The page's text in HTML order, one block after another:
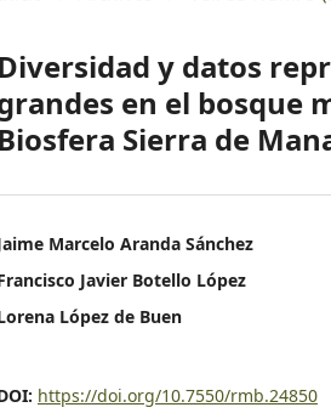
Diversidad y datos
en el bosque
Biosfera Sierra de
Marcelo Aranda Sánchez
Javier Botello López
López de Buen
https://doi.org/10.7550/rmb.24850